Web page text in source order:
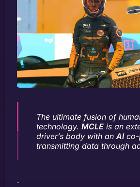
The ultimate fusion of
technology. MCLE is an
driver’s body with an AIco-
transmitting data through
.